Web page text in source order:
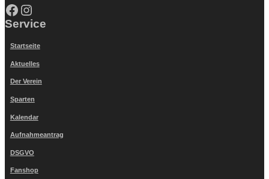
Facebook Instagram
Service
Startseite
Aktuelles
Der Verein
Sparten
Kalendar
Aufnahmeantrag
DSGVO
Fanshop